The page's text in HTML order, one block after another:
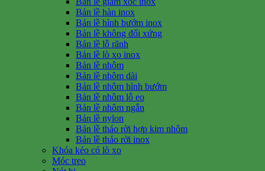
Bản lề hàn inox
Bản lề hình bướm inox
Bản lề không đối xứng
Bản lề lỗ rãnh
Bản lề lò xo inox
Bản lề nhôm
Bản lề nhôm dài
Bản lề nhôm hình bướm
Bản lề nhôm lỗ eo
Bản lề nhôm ngắn
Bản lề nylon
Bản lề tháo rời hợp kim nhôm
Bản lề tháo rời inox
Khóa kéo có lò xo
Móc treo